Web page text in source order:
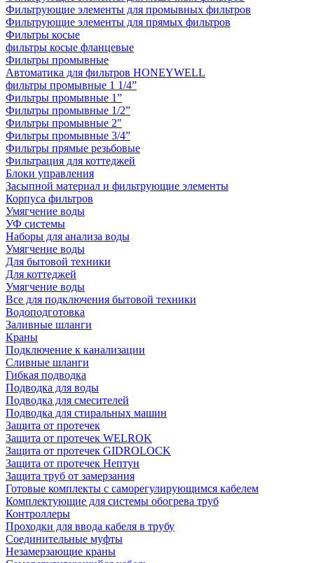
Фильтрующие элементы для промывных фильтров
Фильтрующие элементы для прямых фильтров
Фильтры косые
фильтры косые фланцевые
Фильтры промывные
Автоматика для фильтров HONEYWELL
фильтры промывные 1 1/4”
Фильтры промывные 1”
Фильтры промывные 1/2”
Фильтры промывные 2"
Фильтры промывные 3/4”
Фильтры прямые резьбовые
Фильтрация для коттеджей
Блоки управления
Засыпной материал и фильтрующие элементы
Корпуса фильтров
Умягчение воды
УФ системы
Наборы для анализа воды
Умягчение воды
Для бытовой техники
Для коттеджей
Умягчение воды
Все для подключения бытовой техники
Водоподготовка
Заливные шланги
Краны
Подключение к канализации
Сливные шланги
Гибкая подводка
Подводка для воды
Подводка для смесителей
Подводка для стиральных машин
Защита от протечек
Защита от протечек WELROK
Защита от протечек GIDROLOCK
Защита от протечек Нептун
Защита труб от замерзания
Готовые комплекты с саморегулирующимся кабелем
Комплектующие для системы обогрева труб
Контроллеры
Проходки для ввода кабеля в трубу
Соединительные муфты
Незамерзающие краны